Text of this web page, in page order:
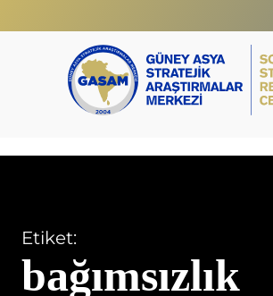
Etiket:
bağımsızlık